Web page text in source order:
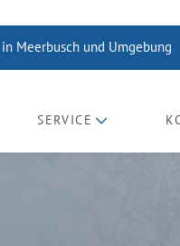
Meerbusch und Umgebung
SERVICE